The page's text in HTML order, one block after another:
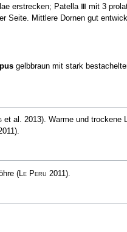
erstrecken; Patella Ⅲ mit 3
Seite. Mittlere Dornen gut
gelbbraun mit stark
et al. 2013). Warme und trockene
.
(Le Peru 2011).